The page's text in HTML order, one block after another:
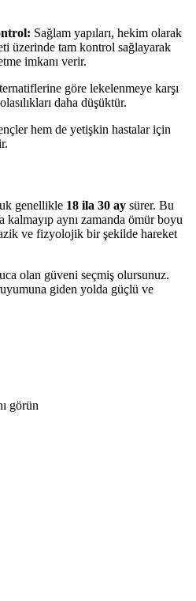
Sağlam yapıları, hekim olarak
üzerinde tam kontrol sağlayarak
imkanı verir.
göre lekelenmeye karşı
daha düşüktür.
hem de yetişkin hastalar için
genellikle 18 ila 30 ay sürer. Bu
kalmayıp aynı zamanda ömür boyu
ve fizyolojik bir şekilde hareket
olan güveni seçmiş olursunuz.
giden yolda güçlü ve
görün